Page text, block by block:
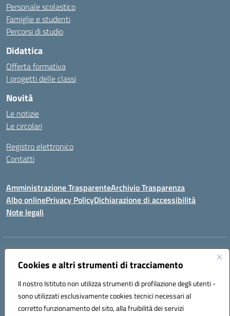
Cookies e altri strumenti di tracciamento
Il nostro Istituto non utilizza strumenti di profilazione degli utenti -
sono utilizzati esclusivamente cookies tecnici necessari al
corretto funzionamento del sito, alla fruibilità dei servizi
Personale scolastico
Famiglie e studenti
Percorsi di studio
Didattica
Offerta formativa
I progetti delle classi
Novità
Le notizie
Le circolari
Registro elettronico
Contatti
Amministrazione TrasparenteArchivio Trasparenza
Albo onlinePrivacy PolicyDichiarazione di accessibilità
Note legali
Indirizzo:
Centralino:096721161 Email:czic869004@istruzione.it
Codice fiscale: 84000710792
Codice meccanografico:
CZIC869004